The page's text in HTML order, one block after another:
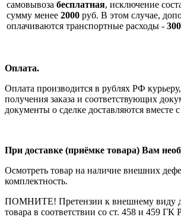
самовывоза бесплатная, исключение
сумму менее 2000 руб. В этом случае,
оплачиваются транспортные расходы - 300
Оплата.
Оплата производится в рублях РФ
получения заказа и соответствующих
документы о сделке доставляются вместе
При доставке (приёмке товара) Вам
Осмотреть товар на наличие внешних
комплектность.
ПОМНИТЕ! Претензии к внешнему виду
товара в соответствии со ст. 458 и 459